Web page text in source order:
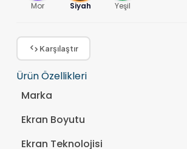
Mor Siyah Yeşil
Karşılaştır
Ürün Özellikleri
Marka
Ekran Boyutu
Ekran Teknolojisi